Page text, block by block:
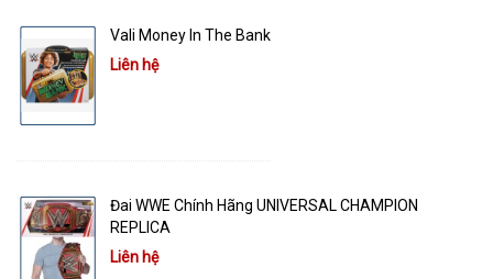
Vali Money In The Bank
Liên hệ
Đai WWE Chính Hãng UNIVERSAL CHAMPION
REPLICA
Liên hệ